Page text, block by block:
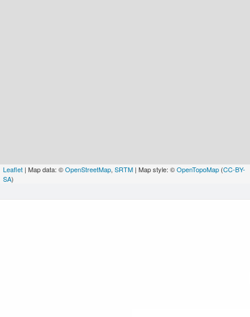
Leaflet | Map data: ©OpenStreetMap, SRTM | Map style: ©OpenTopoMap (CC-BY-
SA)